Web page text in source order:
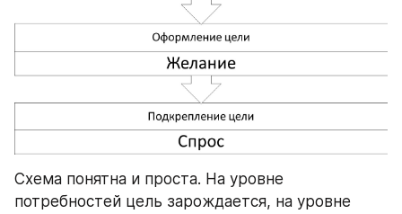
Схема понятна и проста. На уровне
потребностей цель зарождается, на уровне